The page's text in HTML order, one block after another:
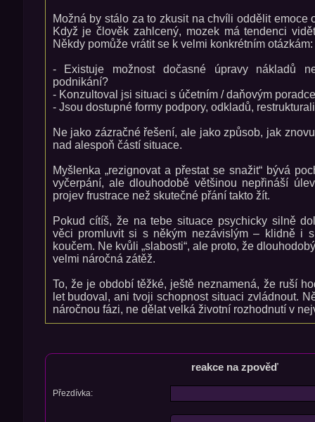
Možná by stálo za to zkusit na chvíli oddělit emoce
Když je člověk zahlcený, mozek má tendenci
Někdy pomůže vrátit se k velmi konkrétním otázkám:
- Existuje možnost dočasné úpravy nákladů
podnikání?
- Konzultoval jsi situaci s účetním / daňovým
- Jsou dostupné formy podpory, odkladů,
Ne jako zázračné řešení, ale jako způsob, jak
nad alespoň částí situace.
Myšlenka „rezignovat a přestat se snažit“ bývá
vyčerpání, ale dlouhodobě většinou nepřináší
projev frustrace než skutečné přání takto žít.
Pokud cítíš, že na tebe situace psychicky silně
věci promluvit si s někým nezávislým – klidně i
koučem. Ne kvůli „slabosti“, ale proto, že
velmi náročná zátěž.
To, že je období těžké, ještě neznamená, že ruší
let budoval, ani tvoji schopnost situaci zvládnout.
náročnou fázi, ne dělat velká životní rozhodnutí v
reakce na zpověď
Přezdívka: